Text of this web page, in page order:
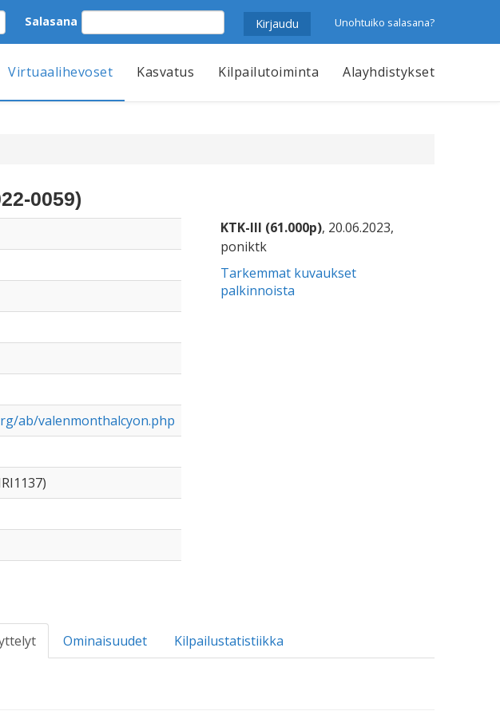
Salasana Unohtuiko salasana?
Virtuaalihevoset Kasvatus Kilpailutoiminta Alayhdistykset
0059)
ab/valenmonthalcyon.php
KTK-III (61.000p), 20.06.2023,
poniktk
Tarkemmat kuvaukset
palkinnoista
Ominaisuudet Kilpailustatistiikka